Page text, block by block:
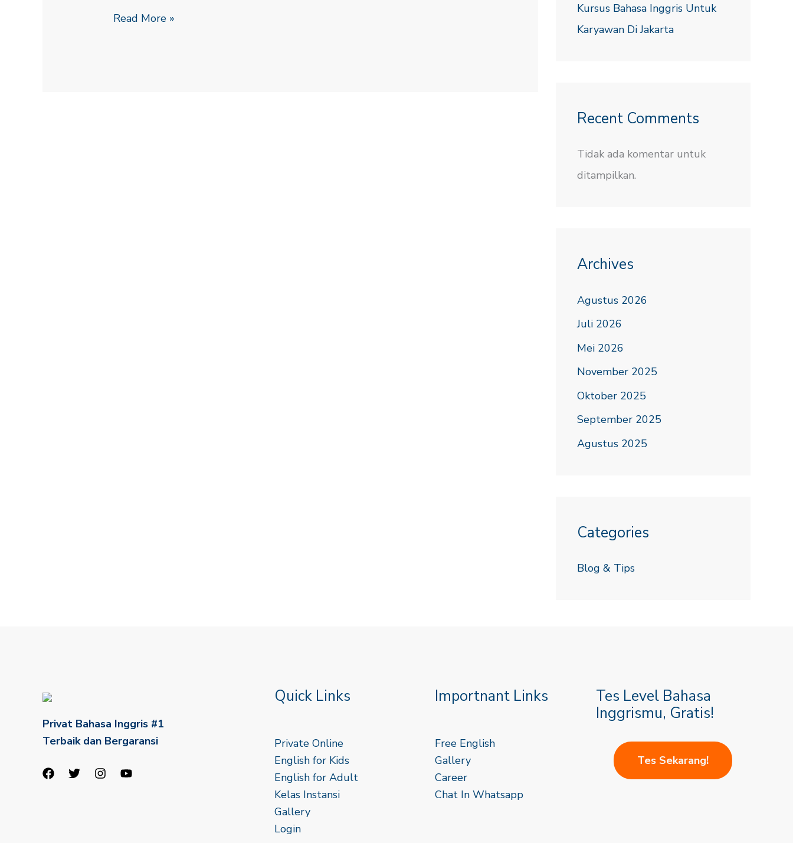
Read More »
Kursus Bahasa Inggris Untuk
Karyawan Di Jakarta
Recent Comments
Tidak ada komentar untuk
ditampilkan.
Archives
Agustus 2026
Juli 2026
Mei 2026
November 2025
Oktober 2025
September 2025
Agustus 2025
Categories
Blog & Tips
Privat Bahasa Inggris #1
Terbaik dan Bergaransi
Quick Links
Private Online
English for Kids
English for Adult
Kelas Instansi
Gallery
Login
Importnant Links
Free English
Gallery
Career
Chat In Whatsapp
Tes Level Bahasa
Inggrismu, Gratis!
Tes Sekarang!